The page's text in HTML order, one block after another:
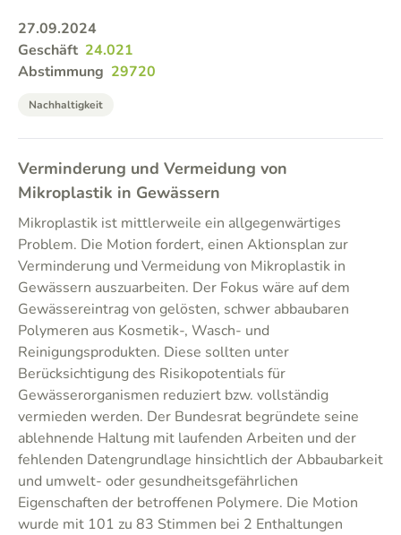
27.09.2024
Geschäft 24.021
Abstimmung 29720
Nachhaltigkeit
Verminderung und Vermeidung von
Mikroplastik in Gewässern
Mikroplastik ist mittlerweile ein allgegenwärtiges
Problem. Die Motion fordert, einen Aktionsplan zur
Verminderung und Vermeidung von Mikroplastik in
Gewässern auszuarbeiten. Der Fokus wäre auf dem
Gewässereintrag von gelösten, schwer abbaubaren
Polymeren aus Kosmetik-, Wasch- und
Reinigungsprodukten. Diese sollten unter
Berücksichtigung des Risikopotentials für
Gewässerorganismen reduziert bzw. vollständig
vermieden werden. Der Bundesrat begründete seine
ablehnende Haltung mit laufenden Arbeiten und der
fehlenden Datengrundlage hinsichtlich der Abbaubarkeit
und umwelt- oder gesundheitsgefährlichen
Eigenschaften der betroffenen Polymere. Die Motion
wurde mit 101 zu 83 Stimmen bei 2 Enthaltungen